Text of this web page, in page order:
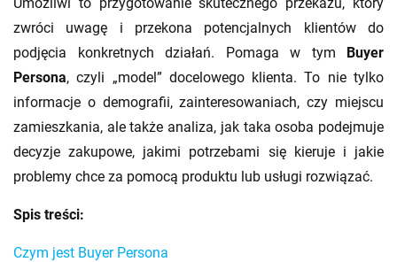
zwróci uwagę i przekona potencjalnych klientów do
podjęcia konkretnych działań. Pomaga w tym Buyer
Persona, czyli „model” docelowego klienta. To nie tylko
informacje o demografii, zainteresowaniach, czy miejscu
zamieszkania, ale także analiza, jak taka osoba podejmuje
decyzje zakupowe, jakimi potrzebami się kieruje i jakie
problemy chce za pomocą produktu lub usługi rozwiązać.
Spis treści:
Czym jest Buyer Persona